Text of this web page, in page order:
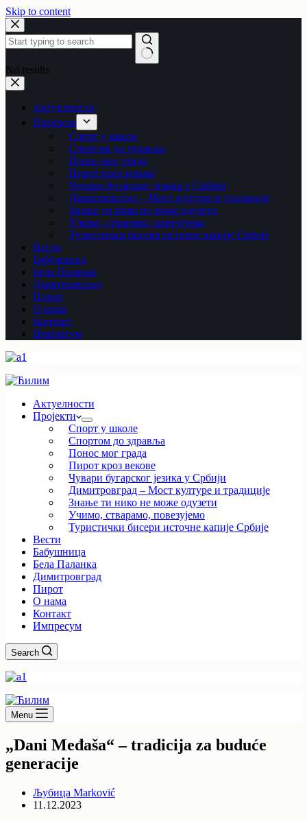
Skip to content
No results
Актуелности
Пројекти
Спорт у школе
Спортом до здравља
Понос мог града
Пирот кроз векове
Чувари бугарског језика у Србији
Димитровград – Мост културе и традиције
Знање ти нико не може одузети
Учимо, стварамо, повезујемо
Туристички бисери источне капије Србије
Вести
Бабушница
Бела Паланка
Димитровград
Пирот
О нама
Контакт
Импресум
Актуелности
Пројекти
Спорт у школе
Спортом до здравља
Понос мог града
Пирот кроз векове
Чувари бугарског језика у Србији
Димитровград – Мост културе и традиције
Знање ти нико не може одузети
Учимо, стварамо, повезујемо
Туристички бисери источне капије Србије
Вести
Бабушница
Бела Паланка
Димитровград
Пирот
О нама
Контакт
Импресум
Search
Menu
„Dani Međaša“ – tradicija za buduće
generacije
Љубица Marković
11.12.2023